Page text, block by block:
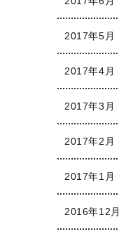
2017年5月
2017年4月
2017年3月
2017年2月
2017年1月
2016年12月